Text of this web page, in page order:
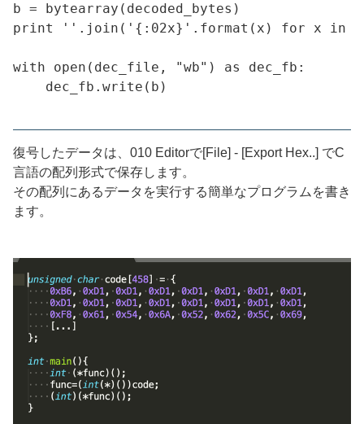
b = bytearray(decoded_bytes)
print ''.join('{:02x}'.format(x) for x in
with open(dec_file, "wb") as dec_fb:
    dec_fb.write(b)
復号したデータは、010 Editorで[File] - [Export Hex..] でC
言語の配列形式で保存します。
その配列にあるデータを実行する簡単なプログラムを書き
ます。